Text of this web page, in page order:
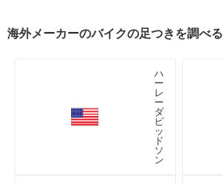
海外メーカーのバイクの足つきを調べる
ハ
ー
レ
ー
ダ
ビ
ッ
ド
ソ
ン